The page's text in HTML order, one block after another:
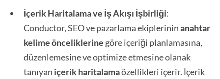
İçerik Haritalama ve İş Akışı İşbirliği:
Conductor, SEO ve pazarlama ekiplerininanahtar
kelime önceliklerine göre içeriği planlamasına,
düzenlemesine ve optimize etmesine olanak
tanıyan içerik haritalamaözellikleri içerir. İçerik